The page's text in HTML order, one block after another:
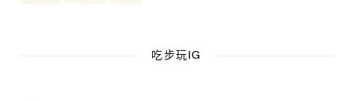
吃步玩IG